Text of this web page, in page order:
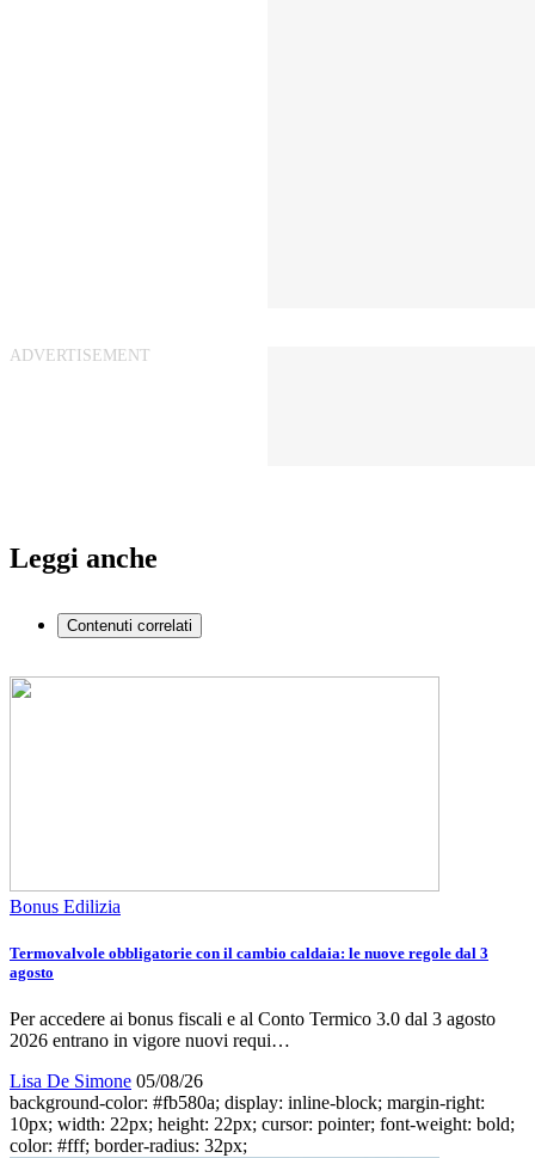
Leggi anche
Contenuti correlati
Bonus Edilizia
Termovalvole obbligatorie con il cambio caldaia: le nuove regole dal 3
agosto
Per accedere ai bonus fiscali e al Conto Termico 3.0 dal 3 agosto
2026 entrano in vigore nuovi requi…
Lisa De Simone 05/08/26
background-color: #fb580a; display: inline-block; margin-right:
10px; width: 22px; height: 22px; cursor: pointer; font-weight: bold;
color: #fff; border-radius: 32px;